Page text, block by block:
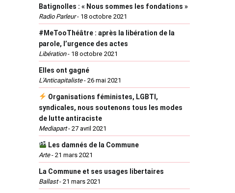
Batignolles : « Nous sommes les fondations »
Radio Parleur- 18 octobre 2021
#MeTooThéâtre : après la libération de la
parole, l’urgence des actes
Libération- 18 octobre 2021
Elles ont gagné
L'Anticapitaliste- 26 mai 2021
Organisations féministes, LGBTI,
syndicales, nous soutenons tous les modes
de lutte antiraciste
Mediapart- 27 avril 2021
Les damnés de la Commune
Arte- 21 mars 2021
La Commune et ses usages libertaires
Ballast- 21 mars 2021